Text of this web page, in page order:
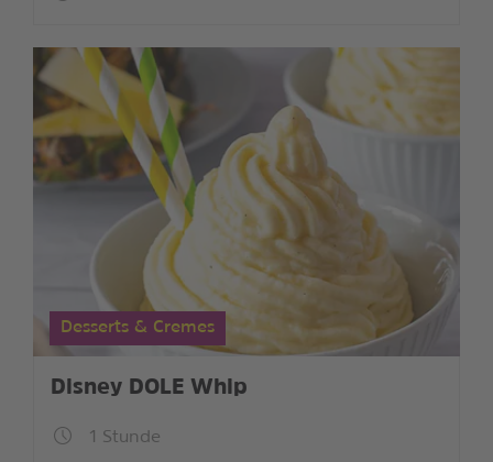
Desserts & Cremes
Disney DOLE Whip
1 Stunde